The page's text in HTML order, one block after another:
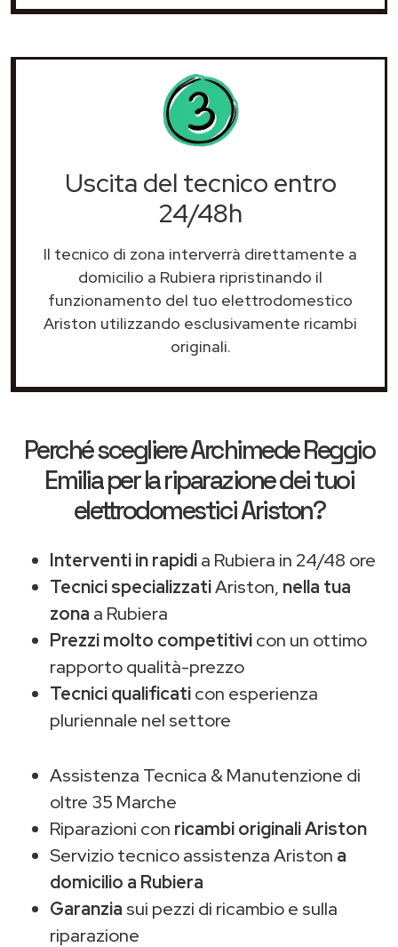
Uscita del tecnico entro
24/48h
Il tecnico di zona interverrà direttamente a
domicilio a Rubiera ripristinando il
funzionamento del tuo elettrodomestico
Ariston utilizzando esclusivamente ricambi
originali.
Perché scegliereArchimede Reggio
Emiliaper la riparazione dei tuoi
elettrodomestici Ariston?
Interventi in rapidia Rubiera in 24/48 ore
Tecnici specializzatiAriston, nella tua
zona a Rubiera
Prezzi molto competitivicon un ottimo
rapporto qualità-prezzo
Tecnici qualificaticon esperienza
pluriennale nel settore
Assistenza Tecnica & Manutenzione di
oltre 35 Marche
Riparazioni con ricambi originali Ariston
Servizio tecnico assistenza Ariston a
domicilio a Rubiera
Garanzia sui pezzi di ricambio e sulla
riparazione